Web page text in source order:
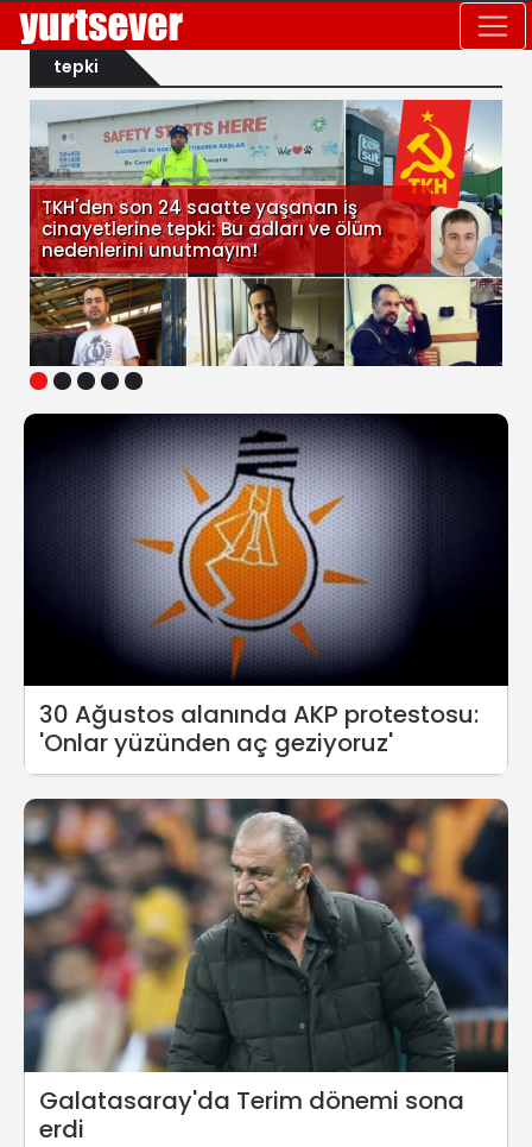
tepki
1 2 3 4 5
TKH'den son 24 saatte yaşanan iş
cinayetlerine tepki: Bu adları ve ölüm
nedenlerini unutmayın!
30 Ağustos alanında AKP protestosu:
'Onlar yüzünden aç geziyoruz'
Galatasaray'da Terim dönemi sona
erdi